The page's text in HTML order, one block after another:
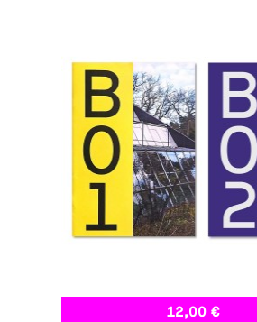
12,00 €